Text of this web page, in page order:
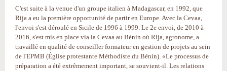
C'est suite à la venue d'un groupe italien à Madagascar, en 1992, que
Rija a eu la première opportunité de partir en Europe. Avec la Cevaa,
l'envoi s'est déroulé en Sicile de 1996 à 1999. Le 2e envoi, de 2010 à
2016, s'est mis en place via la Cevaa au Bénin où Rija, agronome, a
travaillé en qualité de conseiller formateur en gestion de projets au sein
de l'EPMB (Église protestante Méthodiste du Bénin). «Le processus de
préparation a été extrêmement important, se souvient-il. Les relations